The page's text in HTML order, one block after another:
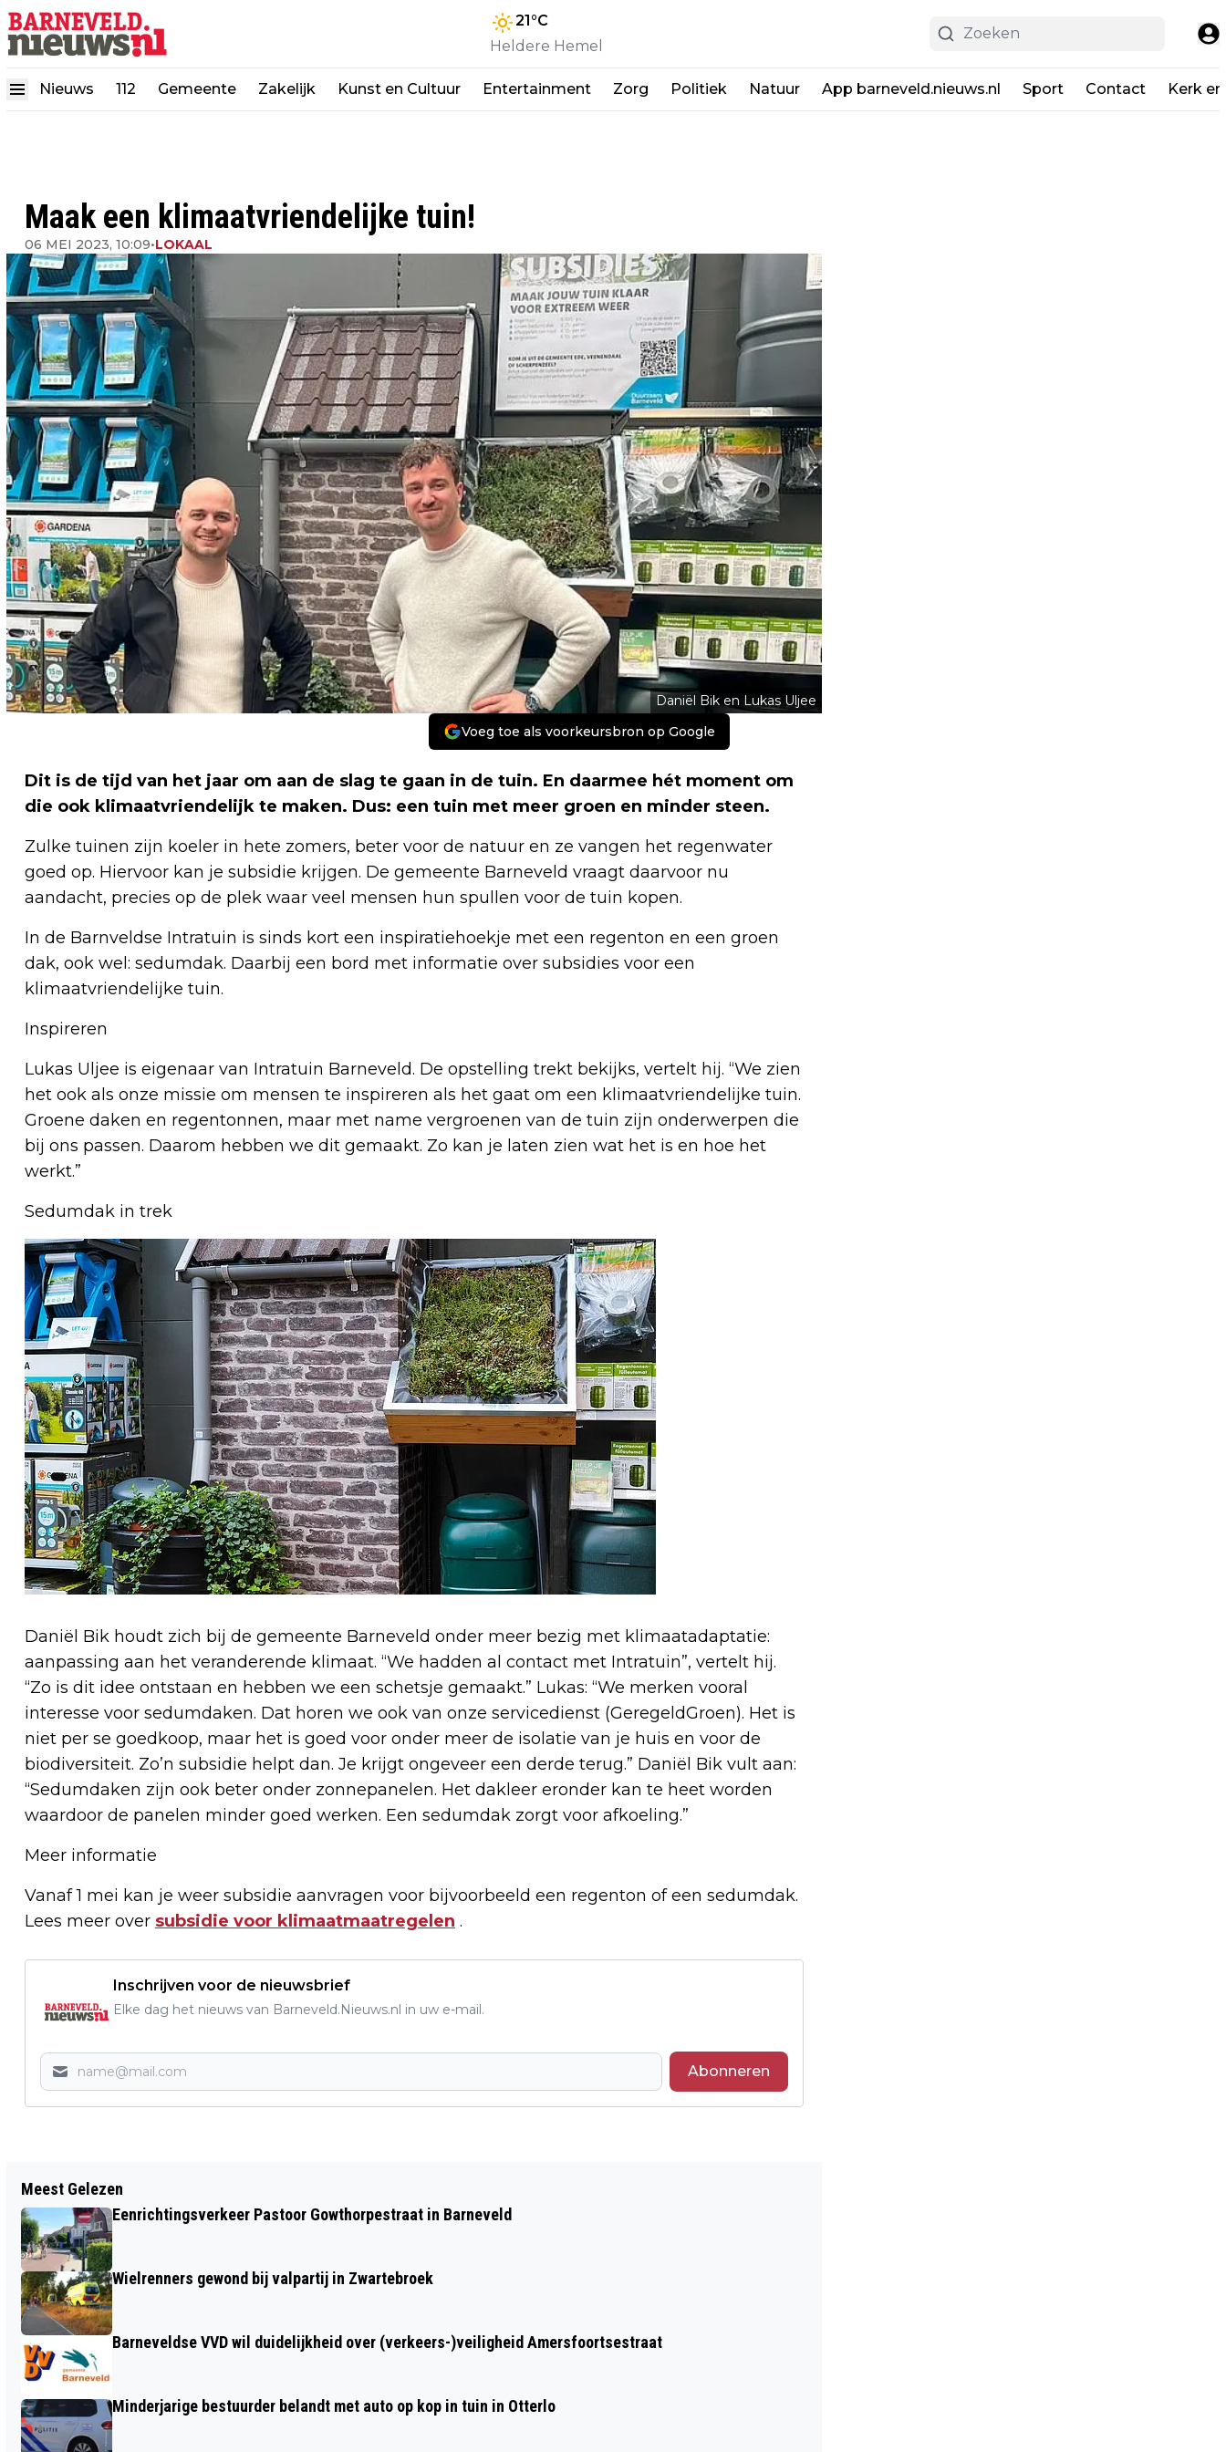
21°C
Heldere Hemel
Nieuws 112 Gemeente Zakelijk Kunst en Cultuur Entertainment Zorg Politiek Natuur App barneveld.nieuws.nl Sport Contact Kerk
Maak een klimaatvriendelijke tuin!
06 MEI 2023, 10:09•LOKAAL
Daniël Bik en Lukas Uljee
Voeg toe als voorkeursbron op Google
Dit is de tijd van het jaar om aan de slag te gaan in de tuin. En daarmee hét moment om
die ook klimaatvriendelijk te maken. Dus: een tuin met meer groen en minder steen.
Zulke tuinen zijn koeler in hete zomers, beter voor de natuur en ze vangen het regenwater
goed op. Hiervoor kan je subsidie krijgen. De gemeente Barneveld vraagt daarvoor nu
aandacht, precies op de plek waar veel mensen hun spullen voor de tuin kopen.
In de Barnveldse Intratuin is sinds kort een inspiratiehoekje met een regenton en een groen
dak, ook wel: sedumdak. Daarbij een bord met informatie over subsidies voor een
klimaatvriendelijke tuin.
​​​​​​​Inspireren
Lukas Uljee is eigenaar van Intratuin Barneveld. De opstelling trekt bekijks, vertelt hij. “We zien
het ook als onze missie om mensen te inspireren als het gaat om een klimaatvriendelijke tuin.
Groene daken en regentonnen, maar met name vergroenen van de tuin zijn onderwerpen die
bij ons passen. Daarom hebben we dit gemaakt. Zo kan je laten zien wat het is en hoe het
werkt.”
​​​​​​​Sedumdak in trek
Daniël Bik houdt zich bij de gemeente Barneveld onder meer bezig met klimaatadaptatie:
aanpassing aan het veranderende klimaat. “We hadden al contact met Intratuin”, vertelt hij.
“Zo is dit idee ontstaan en hebben we een schetsje gemaakt.” Lukas: “We merken vooral
interesse voor sedumdaken. Dat horen we ook van onze servicedienst (GeregeldGroen). Het is
niet per se goedkoop, maar het is goed voor onder meer de isolatie van je huis en voor de
biodiversiteit. Zo’n subsidie helpt dan. Je krijgt ongeveer een derde terug.” Daniël Bik vult aan:
“Sedumdaken zijn ook beter onder zonnepanelen. Het dakleer eronder kan te heet worden
waardoor de panelen minder goed werken. Een sedumdak zorgt voor afkoeling.”
Meer informatie
Vanaf 1 mei kan je weer subsidie aanvragen voor bijvoorbeeld een regenton of een sedumdak.
Lees meer over subsidie voor klimaatmaatregelen .
Inschrijven voor de nieuwsbrief
Elke dag het nieuws van Barneveld.Nieuws.nl in uw e-mail.
Abonneren
BARNEVELDER ERNSTIG GEWOND DOOR
VAL MET MOUNTAINBIKE IN EDE
UPDATE: SLACHTOFFER IS OVERLEDEN.
WILD DOE JE VANAF NATUURCENTRUM
Meest Gelezen
Eenrichtingsverkeer Pastoor Gowthorpestraat in Barneveld
Wielrenners gewond bij valpartij in Zwartebroek
Barneveldse VVD wil duidelijkheid over (verkeers-)veiligheid Amersfoortsestraat
Minderjarige bestuurder belandt met auto op kop in tuin in Otterlo